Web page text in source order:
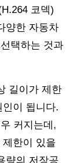
코덱)
양한 자동차
택하는 것과
길이가 제한
이 됩니다.
커지는데,
한이 있을
량의 저장공